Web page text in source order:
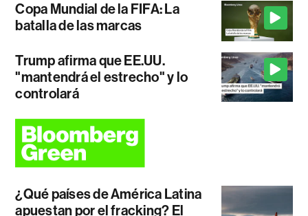
Copa Mundial de la FIFA: La
batalla de las marcas
Trump afirma que EE.UU.
"mantendrá el estrecho" y lo
controlará
¿Qué países de América Latina
apuestan por el fracking? El